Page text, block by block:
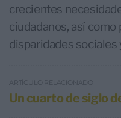
crecientes
ciudadanos, así
disparidades sociales
ARTÍCULO RELACIONADO
Un cuarto de siglo